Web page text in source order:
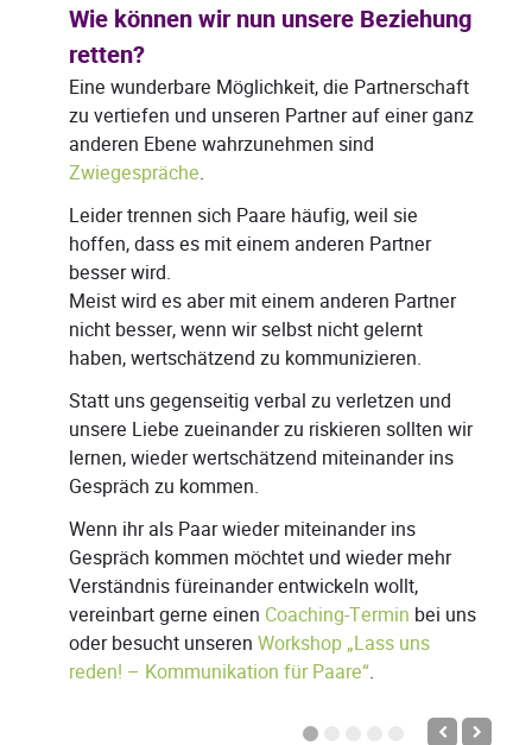
Wie können wir nun unsere Beziehung
retten?
Eine wunderbare Möglichkeit, die Partnerschaft
zu vertiefen und unseren Partner auf einer ganz
anderen Ebene wahrzunehmen sind
Zwiegespräche.
Leider trennen sich Paare häufig, weil sie
hoffen, dass es mit einem anderen Partner
besser wird.
Meist wird es aber mit einem anderen Partner
nicht besser, wenn wir selbst nicht gelernt
haben, wertschätzend zu kommunizieren.
Statt uns gegenseitig verbal zu verletzen und
unsere Liebe zueinander zu riskieren sollten wir
lernen, wieder wertschätzend miteinander ins
Gespräch zu kommen.
Wenn ihr als Paar wieder miteinander ins
Gespräch kommen möchtet und wieder mehr
Verständnis füreinander entwickeln wollt,
vereinbart gerne einen Coaching-Termin bei uns
oder besucht unseren Workshop „Lass uns
reden! – Kommunikation für Paare“.